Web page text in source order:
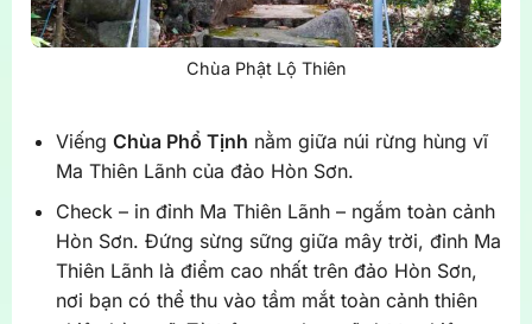
Chùa Phật Lộ Thiên
Viếng Chùa Phổ Tịnh nằm giữa núi rừng hùng vĩ
Ma Thiên Lãnh của đảo Hòn Sơn.
Check – in đỉnh Ma Thiên Lãnh – ngắm toàn cảnh
Hòn Sơn. Đứng sừng sững giữa mây trời, đỉnh Ma
Thiên Lãnh là điểm cao nhất trên đảo Hòn Sơn,
nơi bạn có thể thu vào tầm mắt toàn cảnh thiên